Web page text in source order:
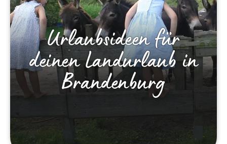
Urlaubsideen für
deinen Landurlaub in
Brandenburg